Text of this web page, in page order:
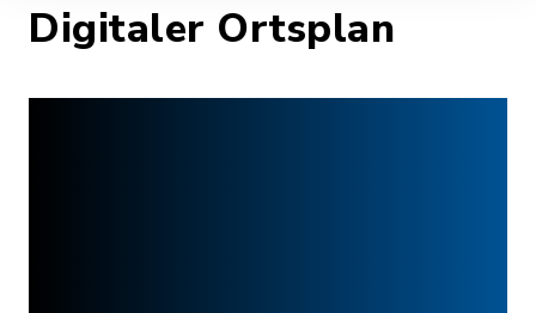
Digitaler Ortsplan